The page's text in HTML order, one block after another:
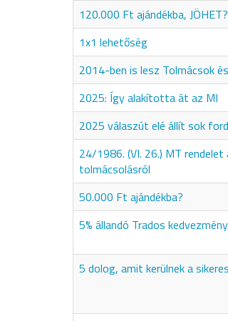
120.000 Ft ajándékba, JÖHET?
1x1 lehetőség
2014-ben is lesz Tolmácsok
2025: Így alakította át az MI
2025 válaszút elé állít sok
24/1986. (VI. 26.) MT
tolmácsolásról
50.000 Ft ajándékba?
5% állandó Trados
5 dolog, amit kerülnek a